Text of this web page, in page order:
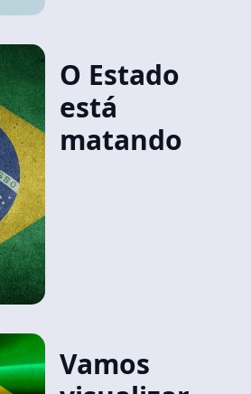
O Estado
está
matando
Vamos